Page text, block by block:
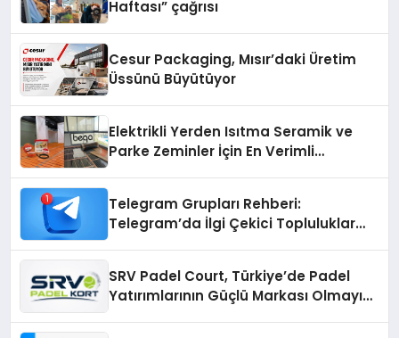
Haftası” çağrısı
Cesur Packaging, Mısır’daki Üretim
Üssünü Büyütüyor
Elektrikli Yerden Isıtma Seramik ve
Parke Zeminler İçin En Verimli
Telegram Grupları Rehberi:
Telegram’da İlgi Çekici Topluluklar
SRV Padel Court, Türkiye’de Padel
Yatırımlarının Güçlü Markası Olmayı